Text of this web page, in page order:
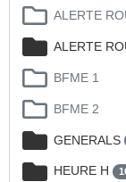
ALERTE
ALERTE
BFME 1
BFME 2
GENERALS
HEURE H